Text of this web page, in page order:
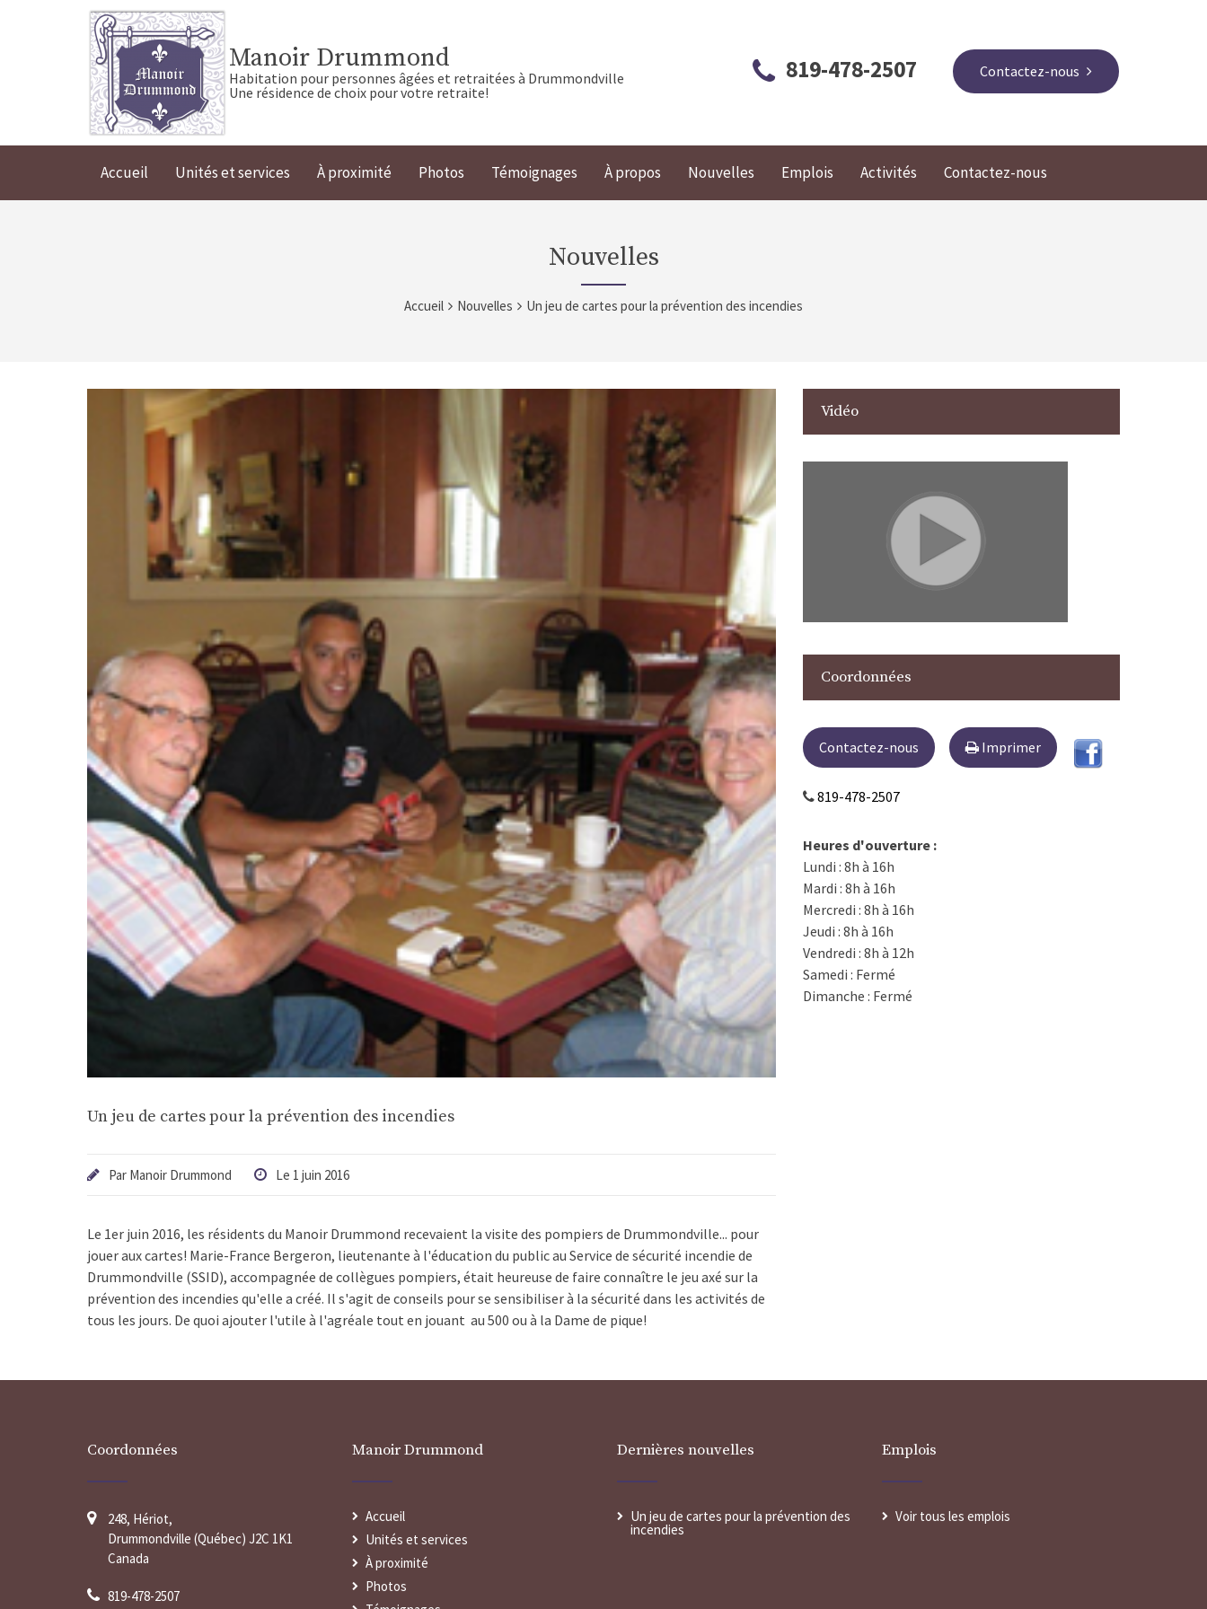
Manoir Drummond
Habitation pour personnes âgées et retraitées à Drummondville
Une résidence de choix pour votre retraite!
Contactez-nous
819-478-2507
Accueil Unités et services À proximité Photos Témoignages À propos Nouvelles Emplois Activités Contactez-nous
Nouvelles
Accueil Nouvelles Un jeu de cartes pour la prévention des incendies
Un jeu de cartes pour la prévention des incendies
Par Manoir Drummond Le 1 juin 2016
Le 1er juin 2016, les résidents du Manoir Drummond recevaient la visite des pompiers de Drummondville... pour
jouer aux cartes! Marie-France Bergeron, lieutenante à l'éducation du public au Service de sécurité incendie de
Drummondville (SSID), accompagnée de collègues pompiers, était heureuse de faire connaître le jeu axé sur la
prévention des incendies qu'elle a créé. Il s'agit de conseils pour se sensibiliser à la sécurité dans les activités de
tous les jours. De quoi ajouter l'utile à l'agréale tout en jouant au 500 ou à la Dame de pique!
Vidéo
Coordonnées
Contactez-nous Imprimer
819-478-2507
Heures d'ouverture :
Lundi : 8h à 16h
Mardi : 8h à 16h
Mercredi : 8h à 16h
Jeudi : 8h à 16h
Vendredi : 8h à 12h
Samedi : Fermé
Dimanche : Fermé
Coordonnées
248, Hériot,
Drummondville (Québec) J2C 1K1
Canada
819-478-2507
Manoir Drummond
Accueil
Unités et services
À proximité
Photos
Dernières nouvelles
Un jeu de cartes pour la prévention des
incendies
Emplois
Voir tous les emplois